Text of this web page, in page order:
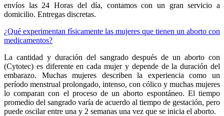
envíos las 24 Horas del día, contamos con un gran servicio a
domicilio. Entregas discretas.
¿Qué experimentan físicamente las mujeres que tienen un aborto con
medicamentos?
La cantidad y duración del sangrado después de un aborto con
(Cytotec) es diferente en cada mujer y depende de la duración del
embarazo. Muchas mujeres describen la experiencia como un
período menstrual prolongado, intenso, con cólico y muchas mujeres
lo comparan con el proceso de un aborto espontáneo. El tiempo
promedio del sangrado varía de acuerdo al tiempo de gestación, pero
puede oscilar entre una y 2 semanas una vez que se inicia el aborto.